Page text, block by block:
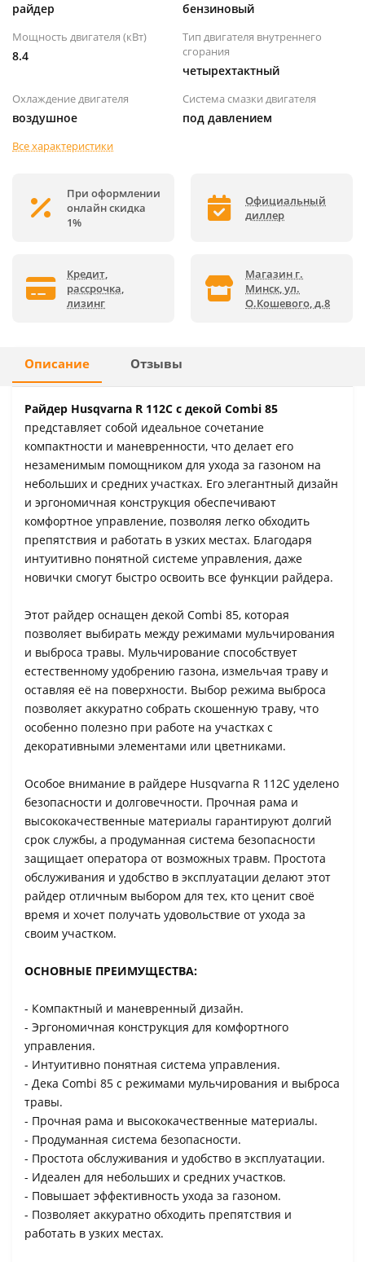
райдер бензиновый
Мощность двигателя (кВт)
8.4
Тип двигателя внутреннего
сгорания
четырехтактный
Охлаждение двигателя
воздушное
Система смазки двигателя
под давлением
Все характеристики
При оформлении
онлайн скидка
1%
Официальный
диллер
Кредит,
рассрочка,
лизинг
Магазин г.
Минск, ул.
О.Кошевого, д.8
Описание Отзывы
Райдер Husqvarna R 112C с декой Combi 85
представляет собой идеальное сочетание
компактности и маневренности, что делает его
незаменимым помощником для ухода за газоном на
небольших и средних участках. Его элегантный дизайн
и эргономичная конструкция обеспечивают
комфортное управление, позволяя легко обходить
препятствия и работать в узких местах. Благодаря
интуитивно понятной системе управления, даже
новички смогут быстро освоить все функции райдера.
Этот райдер оснащен декой Combi 85, которая
позволяет выбирать между режимами мульчирования
и выброса травы. Мульчирование способствует
естественному удобрению газона, измельчая траву и
оставляя её на поверхности. Выбор режима выброса
позволяет аккуратно собрать скошенную траву, что
особенно полезно при работе на участках с
декоративными элементами или цветниками.
Особое внимание в райдере Husqvarna R 112C уделено
безопасности и долговечности. Прочная рама и
высококачественные материалы гарантируют долгий
срок службы, а продуманная система безопасности
защищает оператора от возможных травм. Простота
обслуживания и удобство в эксплуатации делают этот
райдер отличным выбором для тех, кто ценит своё
время и хочет получать удовольствие от ухода за
своим участком.
ОСНОВНЫЕ ПРЕИМУЩЕСТВА:
- Компактный и маневренный дизайн.
- Эргономичная конструкция для комфортного
управления.
- Интуитивно понятная система управления.
- Дека Combi 85 с режимами мульчирования и выброса
травы.
- Прочная рама и высококачественные материалы.
- Продуманная система безопасности.
- Простота обслуживания и удобство в эксплуатации.
- Идеален для небольших и средних участков.
- Повышает эффективность ухода за газоном.
- Позволяет аккуратно обходить препятствия и
работать в узких местах.